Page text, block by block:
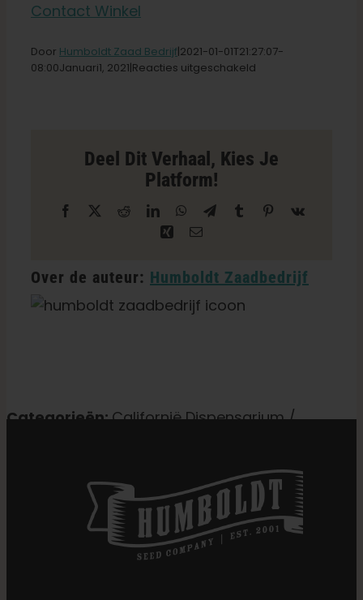
Zoeken:
Contact Winkel
Door Humboldt Zaad Bedrijf|2021-01-01T21:27:07-
08:00Januari1, 2021|Reacties uitgeschakeld
Arcata
Deel Dit Verhaal, Kies Je
Platform!
Facebook RedditLinkedInWhatsApp
TelegramTumblr Pinterest
Vk
Xing E-
Over de auteur: Humboldt Zaadbedrijf
Categorieën:Californië Dispensarium /